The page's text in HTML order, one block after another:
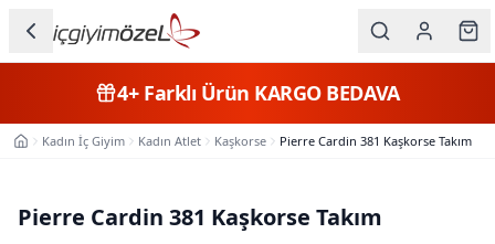
Kategorileri 4+Farklı Ürün KARGO BEDAVA
Ana SayfaKadın İç Giyim Kadın Atlet Kaşkorse Pierre Cardin 381 Kaşkorse Takım
Pierre Cardin 381 Kaşkorse Takım